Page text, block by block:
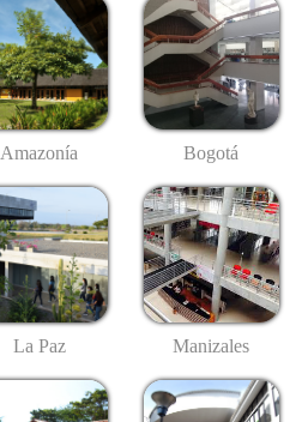
Amazonía Bogotá
La Paz Manizales